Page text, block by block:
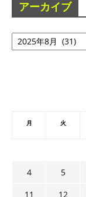
アーカイブ
ア
ー
月 火
4
5
11
12